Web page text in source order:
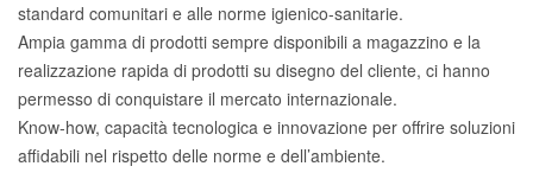
standard comunitari e alle norme igienico-sanitarie.
Ampia gamma di prodotti sempre disponibili a magazzino e la
realizzazione rapida di prodotti su disegno del cliente, ci hanno
permesso di conquistare il mercato internazionale.
Know-how, capacità tecnologica e innovazione per offrire soluzioni
affidabili nel rispetto delle norme e dell’ambiente.